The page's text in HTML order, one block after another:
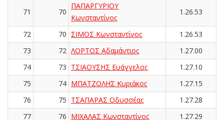
71 70
ΠΑΠΑΡΓΥΡΙΟΥ
Κωνσταντίνος
1.26.53
72 70 ΣΙΜΟΣ Κωνσταντίνος
1.26.53
73
72 ΛΟΡΤΟΣ Αδαμάντιος
1.27.00
74
73 ΤΣΙΑΟΥΣΗΣ Ευάγγελος
1.27.10
75
74 ΜΠΑΤΖΟΛΗΣ Κυριάκος
1.27.15
76
75 ΤΣΑΠΑΡΑΣ Οδυσσέας
1.27.28
77
76 ΜΙΧΑΛΑΣ Κωνσταντίνος
1.27.29